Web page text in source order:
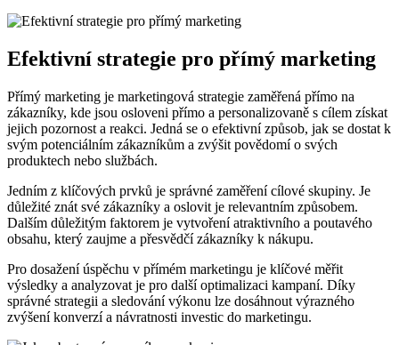
Efektivní strategie pro přímý marketing
Přímý marketing je marketingová strategie zaměřená přímo na
zákazníky, kde jsou osloveni přímo a personalizovaně s cílem získat
jejich pozornost a reakci. Jedná se o efektivní způsob, jak se dostat k
svým potenciálním zákazníkům a zvýšit povědomí o svých
produktech nebo službách.
Jedním z klíčových prvků je správné zaměření cílové skupiny. Je
důležité znát své zákazníky a oslovit je relevantním způsobem.
Dalším důležitým faktorem je vytvoření atraktivního a poutavého
obsahu, který zaujme a přesvědčí zákazníky k nákupu.
Pro dosažení úspěchu v přímém marketingu je klíčové měřit
výsledky a analyzovat je pro další optimalizaci kampaní. Díky
správné strategii a sledování výkonu lze dosáhnout výrazného
zvýšení konverzí a návratnosti investic do marketingu.